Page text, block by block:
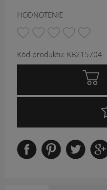
HODNOTENIE
Kód produktu: KB215704